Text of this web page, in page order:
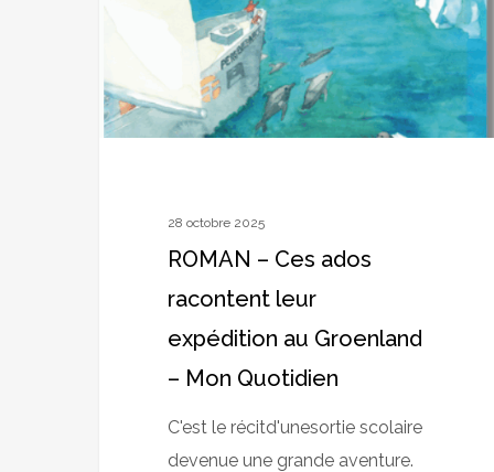
–
Mon
Quotidien
28 octobre 2025
ROMAN – Ces ados
racontent leur
expédition au Groenland
– Mon Quotidien
C'est le récitd'unesortie scolaire
devenue une grande aventure.